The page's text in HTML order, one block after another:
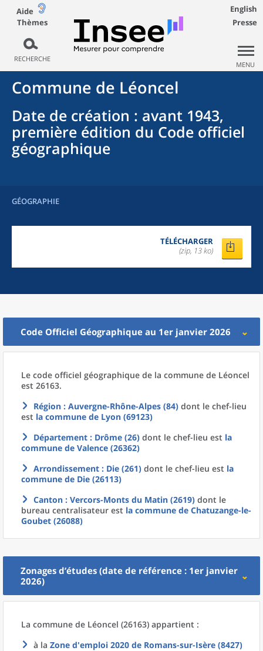
Aide
Thèmes
RECHERCHE
English
Presse
MENU
Commune de Léoncel
Date de création : avant 1943,
première édition du Code officiel
géographique
GÉOGRAPHIE
TÉLÉCHARGER
(zip, 13 ko)
Code Officiel Géographique au 1er janvier 2026
Le code officiel géographique de la commune de Léoncel
est 26163.
Région : Auvergne-Rhône-Alpes (84) dont le chef-lieu
est la commune de Lyon (69123)
Département : Drôme (26) dont le chef-lieu est la
commune de Valence (26362)
Arrondissement : Die (261) dont le chef-lieu est la
commune de Die (26113)
Canton : Vercors-Monts du Matin (2619) dont le
bureau centralisateur est la commune de Chatuzange-le-
Goubet (26088)
Zonages d’études (date de référence : 1er janvier
2026)
La commune de Léoncel (26163) appartient :
à la Zone d'emploi 2020 de Romans-sur-Isère (8427)